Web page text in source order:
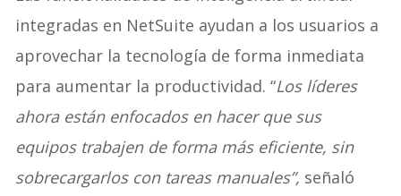
integradas en NetSuite ayudan a los usuarios a
aprovechar la tecnología de forma inmediata
para aumentar la productividad. “Los líderes
ahora están enfocados en hacer que sus
equipos trabajen de forma más eficiente, sin
sobrecargarlos con tareas manuales”, señaló